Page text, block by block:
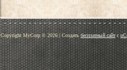
Copyright MyCorp © 2026|Создатьбесплатный сайтс